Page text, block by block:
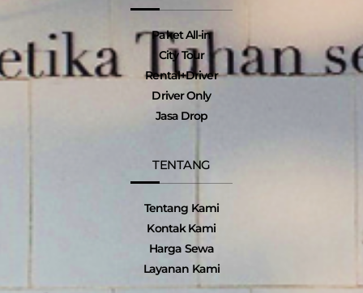
Paket All-in
City Tour
Rental+Driver
Driver Only
Jasa Drop
TENTANG
Tentang Kami
Kontak Kami
Harga Sewa
Layanan Kami
I
T
F